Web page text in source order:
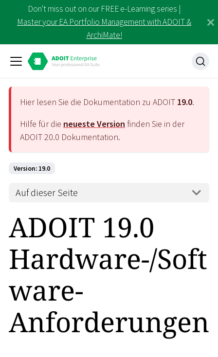
Don't miss out on our FREE e-Learning series |
Master your EA Portfolio Management with ADOIT &
ArchiMate!
Hier lesen Sie die Dokumentation zu ADOIT 19.0.
Hilfe für die neueste Version finden Sie in der
ADOIT20.0 Dokumentation.
Version: 19.0
Auf dieser Seite
ADOIT 19.0
Hardware-/Soft
ware-
Anforderungen